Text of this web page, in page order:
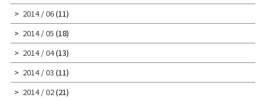
2014 / 06(11)
2014 / 05 (18)
2014 / 04(13)
2014 / 03 (11)
2014 / 02(21)